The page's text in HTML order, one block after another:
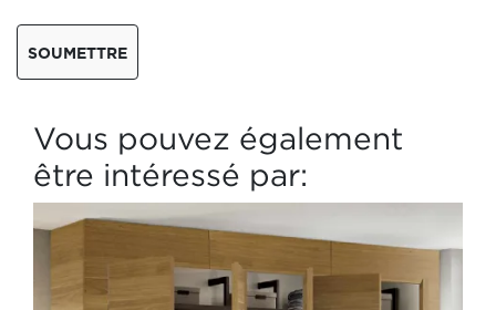
SOUMETTRE
Vous pouvez également
être intéressé par: